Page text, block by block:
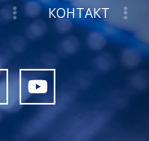
КОНТАКТ